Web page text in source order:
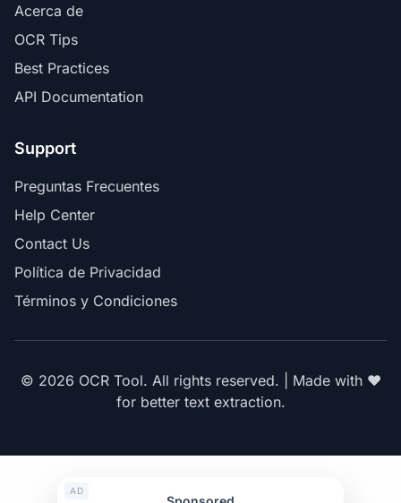
Acerca de
OCR Tips
Best Practices
API Documentation
Support
Preguntas Frecuentes
Help Center
Contact Us
Política de Privacidad
Términos y Condiciones
© 2026 OCR Tool. All rights reserved. | Made with ❤️
for better text extraction.
AD